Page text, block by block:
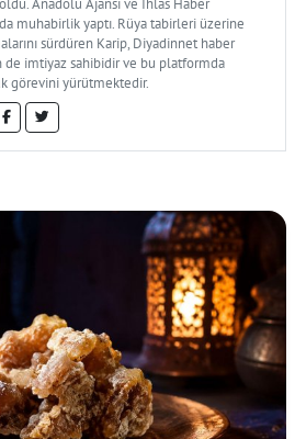
muhabirlik yaptı. Rüya tabirleri üzerine
sürdüren Karip, Diyadinnet haber
de imtiyaz sahibidir ve bu platformda
görevini yürütmektedir.